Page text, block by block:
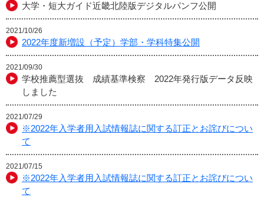
大学・短大ガイド近畿北陸版デジタルパンフ公開
2021/10/26
2022年度新増設（予定）学部・学科特集公開
2021/09/30
学校推薦型選抜 成績基準検察 2022年発行版データ反映
しました
2021/07/29
※2022年入学者用入試情報誌に関する訂正とお詫びについ
て
2021/07/15
※2022年入学者用入試情報誌に関する訂正とお詫びについ
て